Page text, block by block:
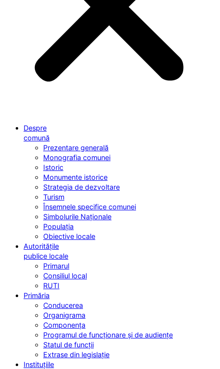
Despre
comună
Prezentare generală
Monografia comunei
Istoric
Monumente istorice
Strategia de dezvoltare
Turism
Însemnele specifice comunei
Simbolurile Naționale
Populația
Obiective locale
Autoritățile
publice locale
Primarul
Consiliul local
RUTI
Primăria
Conducerea
Organigrama
Componența
Programul de funcționare și de audiențe
Statul de funcții
Extrase din legislație
Instituțiile